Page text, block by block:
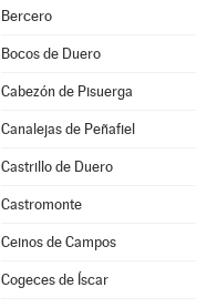
Bercero
Bocos de Duero
Cabezón de Pisuerga
Canalejas de Peñafiel
Castrillo de Duero
Castromonte
Ceinos de Campos
Cogeces de Íscar